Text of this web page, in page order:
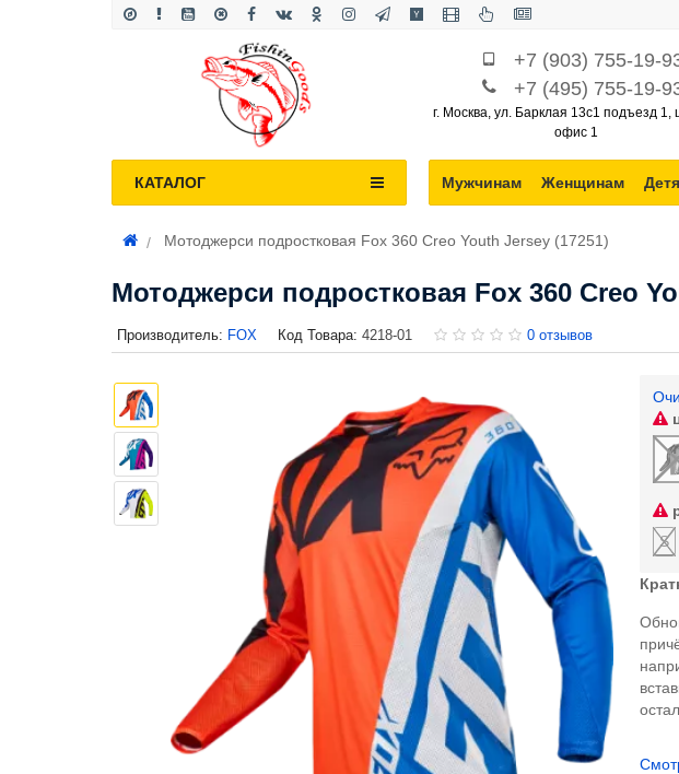
+7 (903) 755-19-
+7 (495) 755-19-
г. Москва, ул. Барклая 13с1 подъезд 1,
офис 1
Мужчинам Женщинам
КАТАЛОГ
Мотоджерси подростковая Fox 360 Creo Youth Jersey (17251)
Мотоджерси подростковая Fox 360 Creo
Производитель: FOX Код Товара: 4218-01 0 отзывов
S